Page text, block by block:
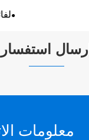
إرسال استفسار
معلومات